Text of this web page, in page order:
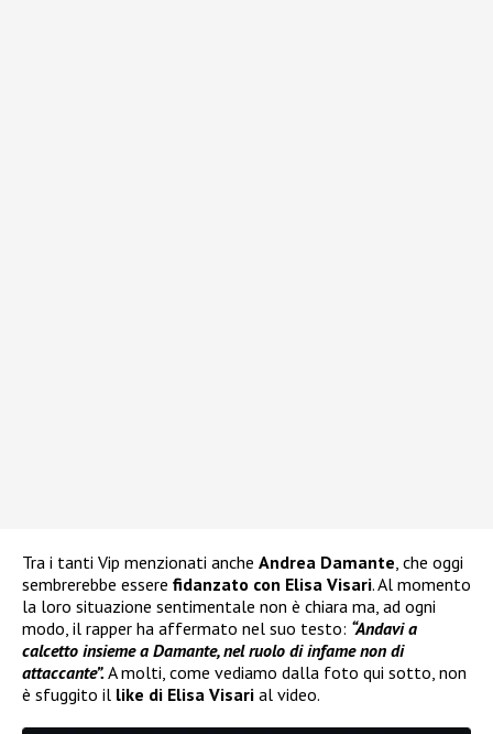
Tra i tanti Vip menzionati anche Andrea Damante, che oggi
sembrerebbe essere fidanzato con Elisa Visari. Al momento
la loro situazione sentimentale non è chiara ma, ad ogni
modo, il rapper ha affermato nel suo testo: “Andavi a
calcetto insieme a Damante, nel ruolo di infame non di
attaccante”. A molti, come vediamo dalla foto qui sotto, non
è sfuggito il like di Elisa Visari al video.